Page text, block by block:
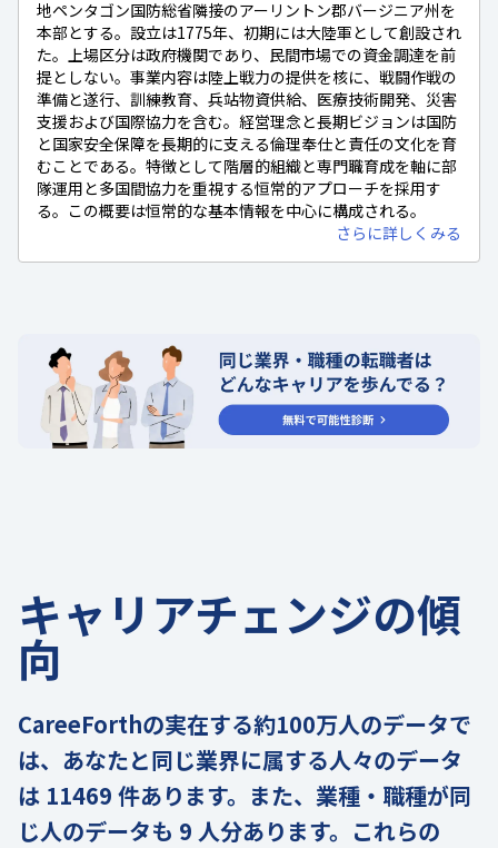
地ペンタゴン国防総省隣接のアーリントン郡バージニア州を
本部とする。設立は1775年、初期には大陸軍として創設され
た。上場区分は政府機関であり、民間市場での資金調達を前
提としない。事業内容は陸上戦力の提供を核に、戦闘作戦の
準備と遂行、訓練教育、兵站物資供給、医療技術開発、災害
支援および国際協力を含む。経営理念と長期ビジョンは国防
と国家安全保障を長期的に支える倫理奉仕と責任の文化を育
むことである。特徴として階層的組織と専門職育成を軸に部
隊運用と多国間協力を重視する恒常的アプローチを採用す
る。この概要は恒常的な基本情報を中心に構成される。
さらに詳しくみる
キャリアチェンジの傾
向
CareeForthの実在する約100万人のデータで
は、あなたと同じ業界に属する人々のデータ
は 11469 件あります。また、業種・職種が同
じ人のデータも 9 人分あります。これらの